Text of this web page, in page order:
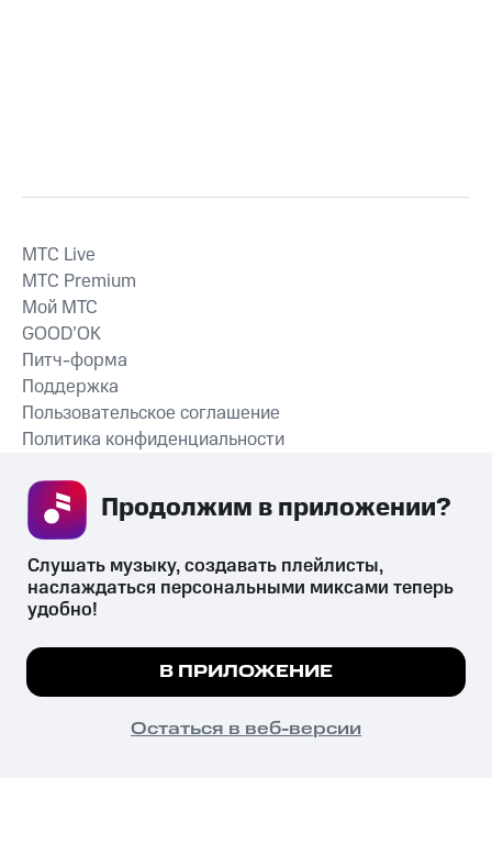
СКАЧАТЬ ПРИЛОЖЕНИЕ
MTС Live
MTС Premium
Мой МТС
GOOD’OK
Питч-форма
Поддержка
Пользовательское соглашение
Политика конфиденциальности
психотропных веществ, их аналогов причиняет вред здоровью,
их незаконный оборот запрещён и влечёт установленную
законодательством ответственность.
© 2026 ООО «КИОН».
Все права защищены
Мы используем куки, чтобы на сайте все
Подробнее
ПОНЯТНО
Слушать музыку, создавать плейлисты,
наслаждаться персональными миксами теперь
удобно!
В ПРИЛОЖЕНИЕ
Остаться в веб-версии